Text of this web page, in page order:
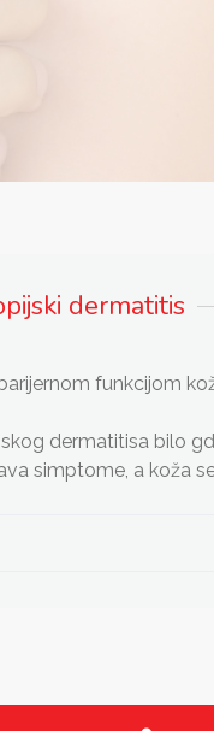
dermatitis
funkcijom
dermatitisa bilo
simptome, a koža